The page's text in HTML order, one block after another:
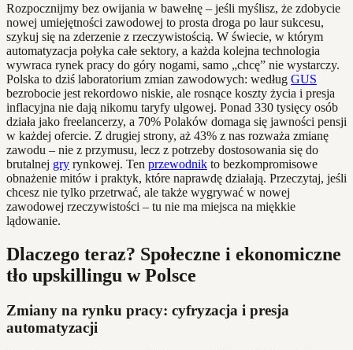
Rozpocznijmy bez owijania w bawełnę – jeśli myślisz, że zdobycie
nowej umiejętności zawodowej to prosta droga po laur sukcesu,
szykuj się na zderzenie z rzeczywistością. W świecie, w którym
automatyzacja połyka całe sektory, a każda kolejna technologia
wywraca rynek pracy do góry nogami, samo „chcę” nie wystarczy.
Polska to dziś laboratorium zmian zawodowych: według GUS
bezrobocie jest rekordowo niskie, ale rosnące koszty życia i presja
inflacyjna nie dają nikomu taryfy ulgowej. Ponad 330 tysięcy osób
działa jako freelancerzy, a 70% Polaków domaga się jawności pensji
w każdej ofercie. Z drugiej strony, aż 43% z nas rozważa zmianę
zawodu – nie z przymusu, lecz z potrzeby dostosowania się do
brutalnej gry rynkowej. Ten przewodnik to bezkompromisowe
obnażenie mitów i praktyk, które naprawdę działają. Przeczytaj, jeśli
chcesz nie tylko przetrwać, ale także wygrywać w nowej
zawodowej rzeczywistości – tu nie ma miejsca na miękkie
lądowanie.
Dlaczego teraz? Społeczne i ekonomiczne
tło upskillingu w Polsce
Zmiany na rynku pracy: cyfryzacja i presja
automatyzacji